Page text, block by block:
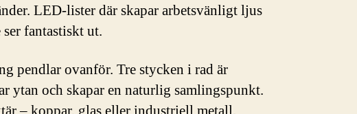
LED-lister där skapar arbetsvänligt ljus
fantastiskt ut.
pendlar ovanför. Tre stycken i rad är
ytan och skapar en naturlig samlingspunkt.